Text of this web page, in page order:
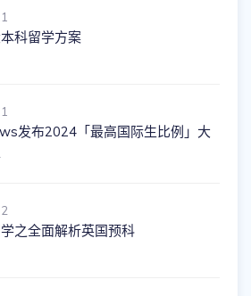
科留学方案
发布2024「最高国际生比例」大
之全面解析英国预科